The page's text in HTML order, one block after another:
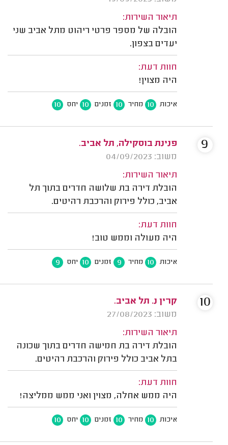
תיאור השירות:
הובלה של מספר פרטי ריהוט מתל אביב שני
יעדים בצפון.
חוות דעת:
היה מצוין!
איכות 10 מחיר 10 זמנים 10 יחס 10
פנינת בוסקילה, תל אביב.
משוב: 04/09/2023
תיאור השירות:
הובלת דירה בת שלושה חדרים בתוך תל
אביב, כולל פירוק והרכבת רהיטים.
חוות דעת:
היה מעולה וממש טוב!
איכות 10 מחיר 9 זמנים 10 יחס 9
9
קרין נ. תל אביב.
משוב: 27/08/2023
תיאור השירות:
הובלת דירה בת חמישה חדרים בתוך שכונה
בתל אביב כולל פירוק והרכבת רהיטים.
חוות דעת:
היה ממש אחלה, מצוין ואני ממש ממליצה!
איכות 10 מחיר 10 זמנים 10 יחס 10
10